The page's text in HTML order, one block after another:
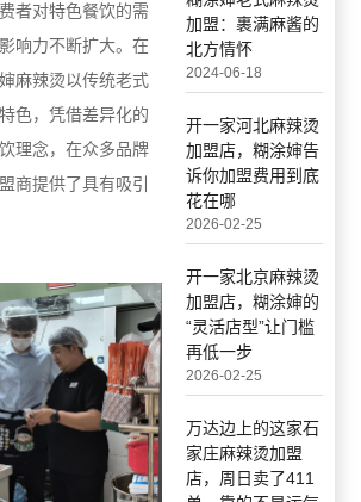
者对特色餐饮的需
响力不断扩大。在
麻辣烫以传统老式
色，凭借差异化的
理念，在众多品牌
商提供了具有吸引
加盟：裹满麻酱的
北方情怀
2024-06-18
开一家河北麻辣烫
加盟店，糊涂婶告
诉你加盟费用到底
花在哪
2026-02-25
开一家北京麻辣烫
加盟店，糊涂婶的
“灵活店型”让门槛
再低一步
2026-02-25
万达边上的这家石
家庄麻辣烫加盟
店，周日卖了411